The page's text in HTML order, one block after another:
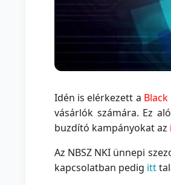
Idén is elérkezett a Black
vásárlók számára. Ez
buzdító kampányokat az
Az NBSZ NKI ünnepi
kapcsolatban pedig itt